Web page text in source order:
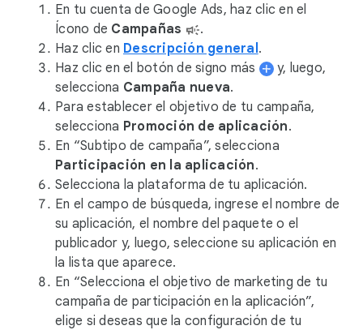
En tu cuenta de Google Ads, haz clic en el
Ícono de Campañas
.
Haz clic en Descripción general.
Haz clic en el botón de signo más
y, luego,
selecciona Campaña nueva.
Para establecer el objetivo de tu campaña,
selecciona Promoción de aplicación.
En “Subtipo de campaña”, selecciona
Participación en la aplicación.
Selecciona la plataforma de tu aplicación.
En el campo de búsqueda, ingrese el nombre de
su aplicación, el nombre del paquete o el
publicador y, luego, seleccione su aplicación en
la lista que aparece.
En “Selecciona el objetivo de marketing de tu
campaña de participación en la aplicación”,
elige si deseas que la configuración de tu